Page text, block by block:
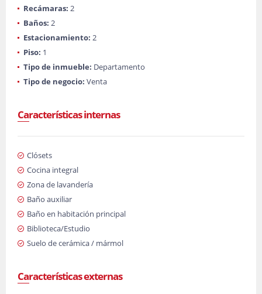
Recámaras: 2
Baños: 2
Estacionamiento: 2
Piso: 1
Tipo de inmueble: Departamento
Tipo de negocio: Venta
Características internas
Clósets
Cocina integral
Zona de lavandería
Baño auxiliar
Baño en habitación principal
Biblioteca/Estudio
Suelo de cerámica / mármol
Características externas